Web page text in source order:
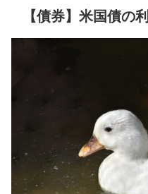
【債券】米国債の